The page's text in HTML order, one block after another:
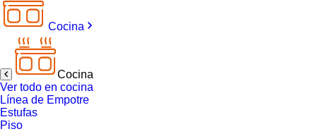
Cocina
Cocina
Ver todo en cocina
Línea de Empotre
Estufas
Piso